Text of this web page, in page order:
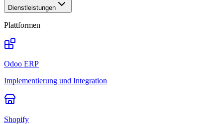
Dienstleistungen
Plattformen
Odoo ERP
Implementierung und Integration
Shopify